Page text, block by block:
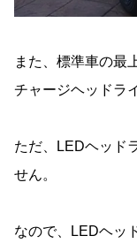
また、標準車の最
チャージヘッドラ
ただ、LEDヘッド
せん。
なので、LEDヘッ